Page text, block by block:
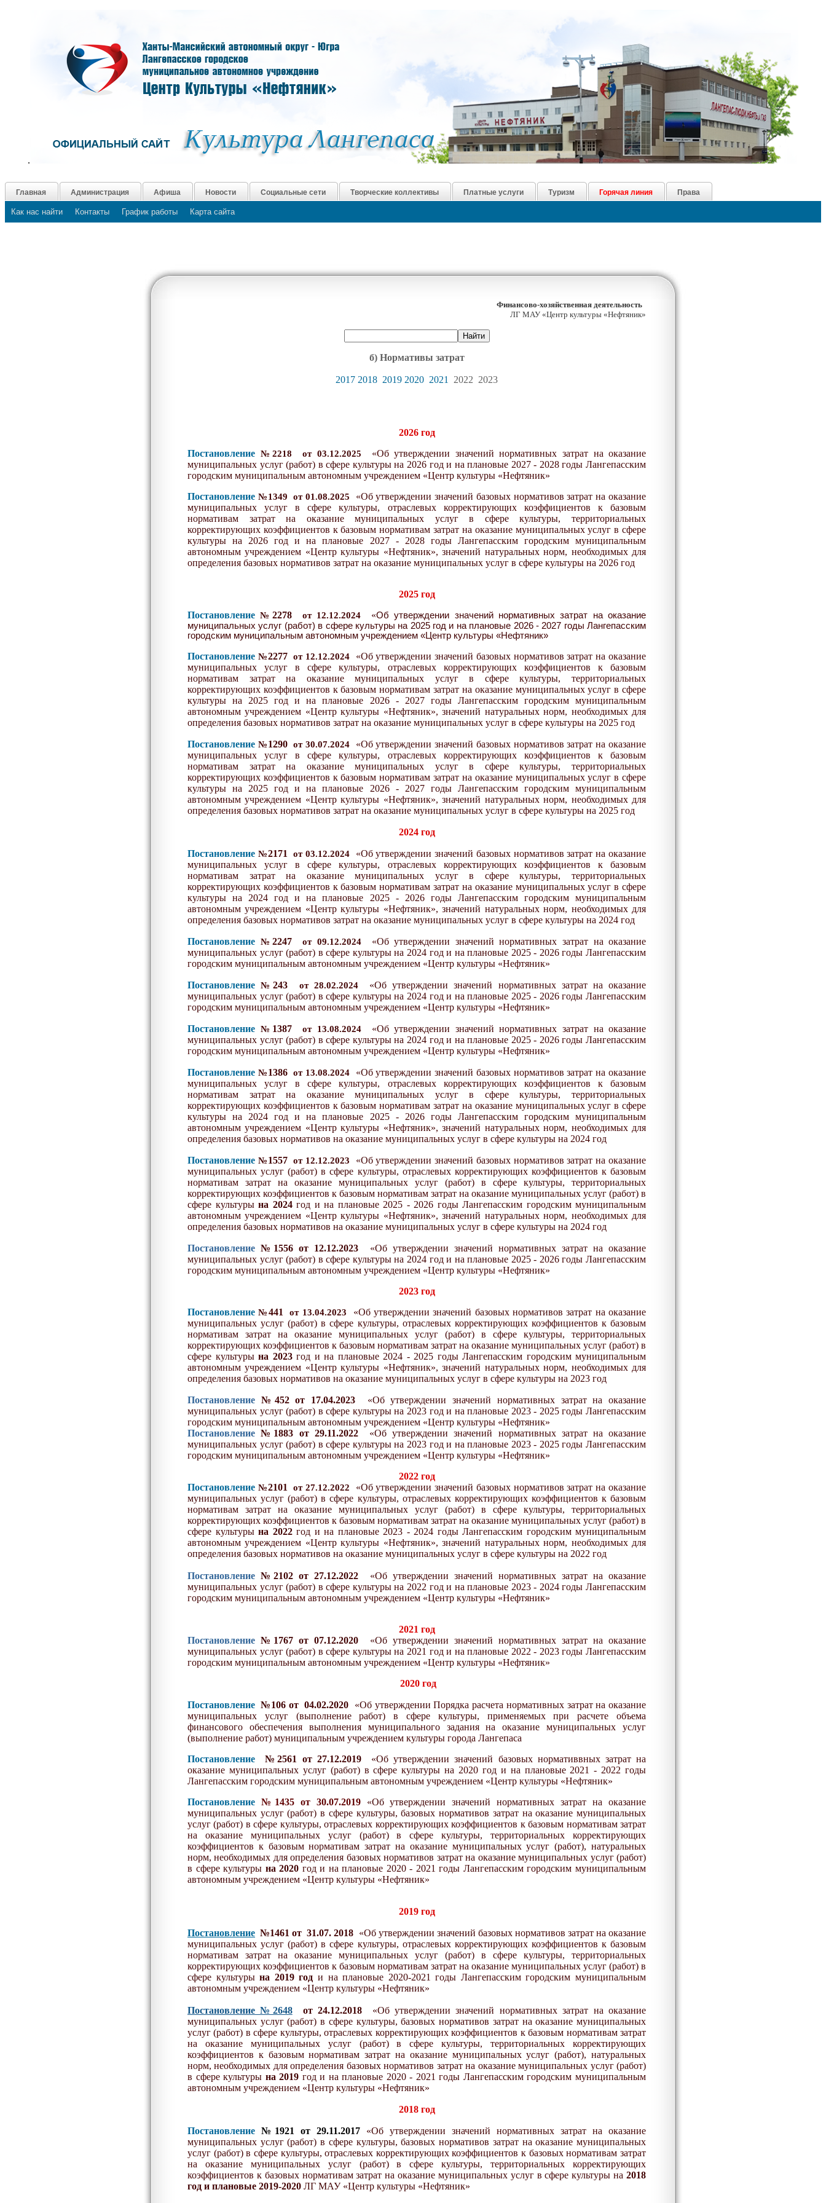
.
Главная
Как нас найти Контакты График работы Карта сайта
Администрация Афиша Новости Социальные сети Творческие коллективы Платные услуги Туризм Горячая линия Права
Финансово-хозяйственная деятельность
ЛГ МАУ «Центр культуры «Нефтяник»
б) Нормативы затрат
2017 2018 2019 2020 2021 2022 2023
2026год
Постановление №2218 от 03.12.2025 «Об утверждении значений нормативных затрат на оказание
муниципальных услуг (работ) в сфере культуры на 2026год и на плановые 2027- 2028годы Лангепасским
городским муниципальным автономным учреждением «Центр культуры «Нефтяник»
Постановление №1349 от 01.08.2025 «Об утверждении значений базовых нормативов затрат на оказание
муниципальных услуг в сфере культуры, отраслевых корректирующих коэффициентов к базовым
нормативам затрат на оказание муниципальных услуг в сфере культуры, территориальных
корректирующих коэффициентов к базовым нормативам затрат на оказание муниципальных услуг в сфере
культуры на 2026 год и на плановые 2027- 2028годы Лангепасским городским муниципальным
автономным учреждением «Центр культуры «Нефтяник», значений натуральных норм, необходимых для
определения базовых нормативов затрат на оказание муниципальных услуг в сфере культуры на 2026 год
2025год
Постановление № 2278 от 12.12.2024 «Об утверждении значений нормативных затрат на оказание
муниципальных услуг (работ) в сфере культуры на 2025год и на плановые 2026 - 2027 годы Лангепасским
городским муниципальным автономным учреждением «Центр культуры «Нефтяник»
Постановление №2277 от 12.12.2024 «Об утверждении значений базовых нормативов затрат на оказание
муниципальных услуг в сфере культуры, отраслевых корректирующих коэффициентов к базовым
нормативам затрат на оказание муниципальных услуг в сфере культуры, территориальных
корректирующих коэффициентов к базовым нормативам затрат на оказание муниципальных услуг в сфере
культуры на 2025 год и на плановые 2026 - 2027 годы Лангепасским городским муниципальным
автономным учреждением «Центр культуры «Нефтяник», значений натуральных норм, необходимых для
определения базовых нормативов затрат на оказание муниципальных услуг в сфере культуры на 2025 год
Постановление №1290 от 30.07.2024 «Об утверждении значений базовых нормативов затрат на оказание
муниципальных услуг в сфере культуры, отраслевых корректирующих коэффициентов к базовым
нормативам затрат на оказание муниципальных услуг в сфере культуры, территориальных
корректирующих коэффициентов к базовым нормативам затрат на оказание муниципальных услуг в сфере
культуры на 2025 год и на плановые 2026 - 2027 годы Лангепасским городским муниципальным
автономным учреждением «Центр культуры «Нефтяник», значений натуральных норм, необходимых для
определения базовых нормативов затрат на оказание муниципальных услуг в сфере культуры на 2025 год
2024год
Постановление №2171 от 03.12.2024 «Об утверждении значений базовых нормативов затрат на оказание
муниципальных услуг в сфере культуры, отраслевых корректирующих коэффициентов к базовым
нормативам затрат на оказание муниципальных услуг в сфере культуры, территориальных
корректирующих коэффициентов к базовым нормативам затрат на оказание муниципальных услуг в сфере
культуры на 2024 год и на плановые 2025- 2026годы Лангепасским городским муниципальным
автономным учреждением «Центр культуры «Нефтяник», значений натуральных норм, необходимых для
определения базовых нормативов затрат на оказание муниципальных услуг в сфере культуры на 2024 год
Постановление №2247 от 09.12.2024 «Об утверждении значений нормативных затрат на оказание
муниципальных услуг (работ) в сфере культуры на 2024год и на плановые 2025- 2026годы Лангепасским
городским муниципальным автономным учреждением «Центр культуры «Нефтяник»
Постановление №243 от 28.02.2024 «Об утверждении значений нормативных затрат на оказание
муниципальных услуг (работ) в сфере культуры на 2024год и на плановые 2025- 2026годы Лангепасским
городским муниципальным автономным учреждением «Центр культуры «Нефтяник»
Постановление № 1387 от 13.08.2024 «Об утверждении значений нормативных затрат на оказание
муниципальных услуг (работ) в сфере культуры на 2024год и на плановые 2025- 2026годы Лангепасским
городским муниципальным автономным учреждением «Центр культуры «Нефтяник»
Постановление №1386 от 13.08.2024 «Об утверждении значений базовых нормативов затрат на оказание
муниципальных услуг в сфере культуры, отраслевых корректирующих коэффициентов к базовым
нормативам затрат на оказание муниципальных услуг в сфере культуры, территориальных
корректирующих коэффициентов к базовым нормативам затрат на оказание муниципальных услуг в сфере
культуры на 2024 год и на плановые 2025- 2026годы Лангепасским городским муниципальным
автономным учреждением «Центр культуры «Нефтяник», значений натуральных норм, необходимых для
определения базовых нормативов на оказание муниципальных услуг в сфере культуры на 2024 год
Постановление №1557 от 12.12.2023 «Об утверждении значений базовых нормативов затрат на оказание
муниципальных услуг (работ) в сфере культуры, отраслевых корректирующих коэффициентов к базовым
нормативам затрат на оказание муниципальных услуг (работ) в сфере культуры, территориальных
корректирующих коэффициентов к базовым нормативам затрат на оказание муниципальных услуг (работ) в
сфере культуры на 2024год и на плановые 2025 - 2026 годы Лангепасским городским муниципальным
автономным учреждением «Центр культуры «Нефтяник», значений натуральных норм, необходимых для
определения базовых нормативов на оказание муниципальных услуг в сфере культуры на 2024 год
Постановление №1556 от 12.12.2023 «Об утверждении значений нормативных затрат на оказание
муниципальных услуг (работ) в сфере культурына 2024год и на плановые 2025- 2026годы Лангепасским
городским муниципальным автономным учреждением «Центр культуры «Нефтяник»
2023год
Постановление №441 от 13.04.2023 «Об утверждении значений базовых нормативов затрат на оказание
муниципальных услуг (работ) в сфере культуры, отраслевых корректирующих коэффициентов к базовым
нормативам затрат на оказание муниципальных услуг (работ) в сфере культуры, территориальных
корректирующих коэффициентов к базовым нормативам затрат на оказание муниципальных услуг (работ) в
сфере культуры на 2023год и на плановые 2024 - 2025 годы Лангепасским городским муниципальным
автономным учреждением «Центр культуры «Нефтяник», значений натуральных норм, необходимых для
определения базовых нормативов на оказание муниципальных услуг в сфере культуры на 2023 год
Постановление №452 от 17.04.2023 «Об утверждении значений нормативных затрат на оказание
муниципальных услуг (работ) в сфере культурына 2023 год и на плановые 2023 - 2025 годы Лангепасским
городским муниципальным автономным учреждением «Центр культуры «Нефтяник»
Постановление №1883 от 29.11.2022 «Об утверждении значений нормативных затрат на оказание
муниципальных услуг (работ) в сфере культурына 2023 год и на плановые 2023 - 2025 годы Лангепасским
городским муниципальным автономным учреждением «Центр культуры «Нефтяник»
2022год
Постановление №2101 от 27.12.2022 «Об утверждении значений базовых нормативов затрат на оказание
муниципальных услуг (работ) в сфере культуры, отраслевых корректирующих коэффициентов к базовым
нормативам затрат на оказание муниципальных услуг (работ) в сфере культуры, территориальных
корректирующих коэффициентов к базовым нормативам затрат на оказание муниципальных услуг (работ) в
сфере культуры на 2022год и на плановые 2023 - 2024 годы Лангепасским городским муниципальным
автономным учреждением «Центр культуры «Нефтяник», значений натуральных норм, необходимых для
определения базовых нормативов на оказание муниципальных услуг в сфере культуры на 2022 год
Постановление №2102 от 27.12.2022 «Об утверждении значений нормативных затрат на оказание
муниципальных услуг (работ) в сфере культурына 2022 год и на плановые 2023 - 2024годы Лангепасским
городским муниципальным автономным учреждением «Центр культуры «Нефтяник»
2021 год
Постановление №1767 от 07.12.2020 «Об утверждении значений нормативных затрат на оказание
муниципальных услуг (работ) в сфере культурына 2021 год и на плановые 2022 - 2023 годы Лангепасским
городским муниципальным автономным учреждением «Центр культуры «Нефтяник»
2020 год
Постановление №106 от 04.02.2020 «Об утверждении Порядка расчета нормативных затрат на оказание
муниципальных услуг (выполнение работ) в сфере культуры, применяемых при расчете объема
финансового обеспечения выполнения муниципального задания на оказание муниципальных услуг
(выполнение работ) муниципальным учреждением культуры города Лангепаса
Постановление
№2561 от 27.12.2019 «Об утверждении значений базовых нормативвныхзатрат на
оказание муниципальных услуг (работ) в сфере культурына 2020 год и на плановые 2021 - 2022 годы
Лангепасским городским муниципальным автономным учреждением «Центр культуры «Нефтяник»
Постановление №1435 от 30.07.2019
«Об утверждении значений нормативных затрат на оказание
муниципальных услуг (работ) в сфере культуры, базовых нормативов затрат на оказание муниципальных
услуг (работ) в сфере культуры, отраслевых корректирующих коэффициентов к базовым нормативам затрат
на оказание муниципальных услуг (работ) в сфере культуры, территориальных корректирующих
коэффициентов к базовым нормативам затрат на оказание муниципальных услуг (работ), натуральных
норм, необходимых для определения базовых нормативов затрат на оказание муниципальных услуг (работ)
в сфере культуры на 2020 год и на плановые 2020 - 2021 годы Лангепасским городским муниципальным
автономным учреждением «Центр культуры «Нефтяник»
2019 год
Постановление №1461 от 31.07. 2018 «Об утверждении значений базовых нормативов затрат на оказание
муниципальных услуг (работ) в сфере культуры, отраслевых корректирующих коэффициентов к базовым
нормативам затрат на оказание муниципальных услуг (работ) в сфере культуры, территориальных
корректирующих коэффициентов к базовым нормативам затрат на оказание муниципальных услуг (работ) в
сфере культурына 2019 год и на плановые 2020-2021
годы Лангепасским городским муниципальным
автономным учреждением «Центр культуры «Нефтяник»
Постановление №2648 от 24.12.2018 «Об утверждении значений нормативных затрат на оказание
муниципальных услуг (работ) в сфере культуры, базовых нормативов затрат на оказание муниципальных
услуг (работ) в сфере культуры, отраслевых корректирующих коэффициентов к базовым нормативам затрат
на оказание муниципальных услуг (работ) в сфере культуры, территориальных корректирующих
коэффициентов к базовым нормативам затрат на оказание муниципальных услуг (работ), натуральных
норм, необходимых для определения базовых нормативов затрат на оказание муниципальных услуг (работ)
в сфере культуры на 2019 год и на плановые 2020 - 2021 годы Лангепасским городским муниципальным
автономным учреждением «Центр культуры «Нефтяник»
2018 год
Постановление №1921 от 29.11.2017 «Об утверждении значений нормативных затрат на оказание
муниципальных услуг (работ) в сфере культуры, базовых нормативов затрат на оказание муниципальных
услуг (работ) в сфере культуры, отраслевых корректирующих коэффициентов к базовых нормативам затрат
на оказание муниципальных услуг (работ)в сфере культуры, территориальных корректирующих
коэффициентов к базовых нормативам затрат на оказание муниципальных услуг в сфере культуры на 2018
год и плановые 2019-2020 ЛГ МАУ «Центр культуры «Нефтяник»